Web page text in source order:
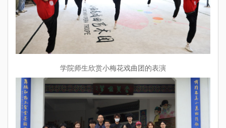
学院师生欣赏小梅花戏曲团的表演